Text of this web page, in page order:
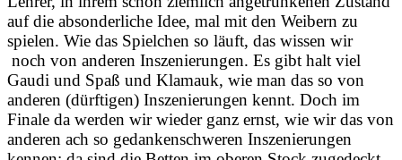
auf die absonderliche Idee, mal mit den Weibern zu
spielen. Wie das Spielchen so läuft, das wissen wir
noch von anderen Inszenierungen. Es gibt halt viel
Gaudi und Spaß und Klamauk, wie man das so von
anderen (dürftigen) Inszenierungen kennt. Doch im
Finale da werden wir wieder ganz ernst, wie wir das von
anderen ach so gedankenschweren Inszenierungen